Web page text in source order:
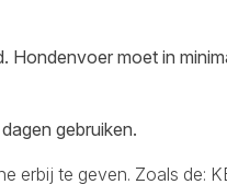
Hondenvoer moet in
gebruiken.
erbij te geven. Zoals de: